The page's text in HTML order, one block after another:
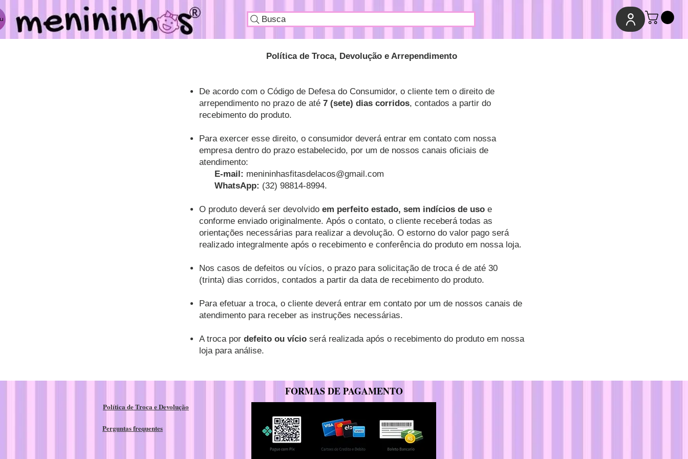
Busca
Política de Troca, Devolução e Arrependimento
De acordo com o Código de Defesa do Consumidor, o cliente tem o direito de
arrependimento no prazo de até 7 (sete) dias corridos, contados a partir do
recebimento do produto.
Para exercer esse direito, o consumidor deverá entrar em contato com nossa
empresa dentro do prazo estabelecido, por um de nossos canais oficiais de
atendimento:
E-mail: menininhasfitasdelacos@gmail.com
WhatsApp: (32) 98814-8994.
O produto deverá ser devolvido em perfeito estado, sem indícios de uso e
conforme enviado originalmente. Após o contato, o cliente receberá todas as
orientações necessárias para realizar a devolução. O estorno do valor pago será
realizado integralmente após o recebimento e conferência do produto em nossa loja.
Nos casos de defeitos ou vícios, o prazo para solicitação de troca é de até 30
(trinta) dias corridos, contados a partir da data de recebimento do produto.
Para efetuar a troca, o cliente deverá entrar em contato por um de nossos canais de
atendimento para receber as instruções necessárias.
A troca por defeito ou vício será realizada após o recebimento do produto em nossa
loja para análise.
FORMAS DE PAGAMENTO
Política de Troca e Devolução
Perguntas frequentes